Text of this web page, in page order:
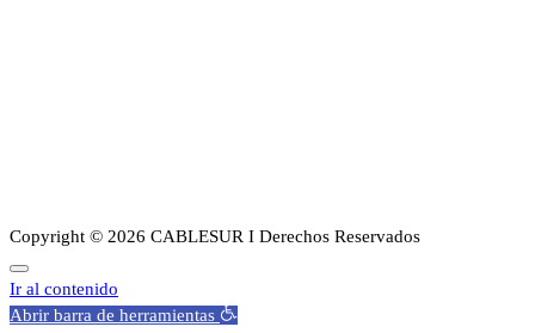
Copyright © 2026 CABLESUR I Derechos Reservados
Ir al contenido
Abrir barra de herramientas